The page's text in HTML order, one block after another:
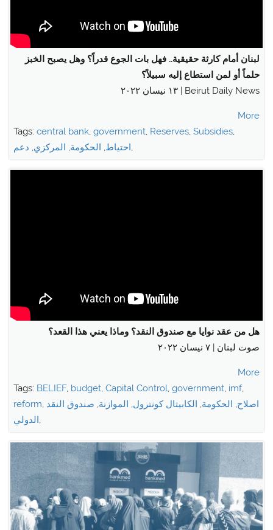
لبنان أمام كارثة حقيقية.. فهل بات الجوع قدراً؟ وهل يصبح الخبز
حلماً أو لمن استطاع إليه سبيلاً؟
Beirut Daily News | ١٣ نيسان ٢٠٢٢
More
Tags: central bank, government, Reserves, Subsidies,
احتياط, الحكومة, المركزي, دعم ,
هل من عقد نوايا مع صندوق النقد؟ وماذا يعني هذا القعد؟
صوت لبنان | ٧ نيسان ٢٠٢٢
More
Tags: BELIEF, budget, Capital Control, government, imf,
reform, اصلاح, الحكومة, الكابيتال كونترول, الموازنة, صندوق النقد
الدولي,